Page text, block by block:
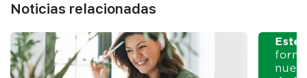
Noticias relacionadas